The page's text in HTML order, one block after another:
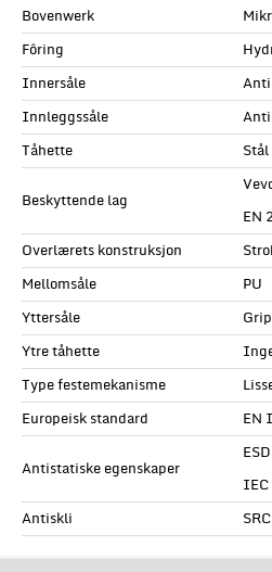
Bovenwerk
Fôring
Innersåle
Innleggssåle
Tåhette
Beskyttende lag
EN
Overlærets konstruksjon
Mellomsåle
PU
Yttersåle
Ytre tåhette
Type festemekanisme
Europeisk standard
EN
Antistatiske egenskaper
Antiskli
SRC